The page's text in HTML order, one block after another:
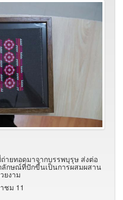
ายทอดมาจากบรรพบุรุษ ส่งต่อ
ลักษณ์ที่ปักขี้นเป็นการผสมผสาน
ยงาม
ชม 11